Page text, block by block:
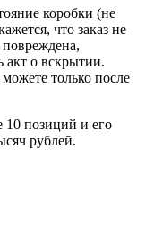
коробки (не
что заказ не
повреждена,
акт о вскрытии.
только после
10 позиций и его
рублей.